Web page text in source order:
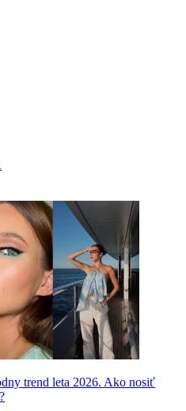
trend leta 2026. Ako nosiť